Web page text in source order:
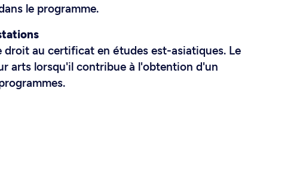
le programme.
droit au certificat en études est-asiatiques. Le
arts lorsqu'il contribue à l'obtention d'un